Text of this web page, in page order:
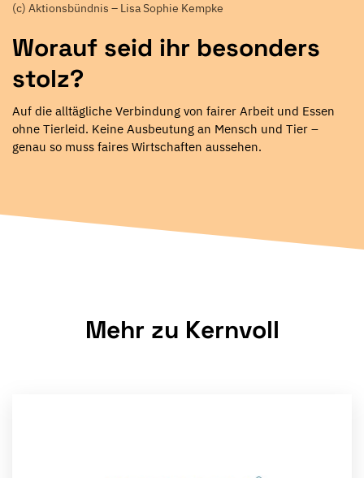
Worauf seid ihr besonders
stolz?
Auf die alltägliche Verbindung von fairer Arbeit und Essen
ohne Tierleid. Keine Ausbeutung an Mensch und Tier –
genau so muss faires Wirtschaften aussehen.
(c) Aktionsbündnis – Lisa Sophie Kempke
Mehr zu Kernvoll